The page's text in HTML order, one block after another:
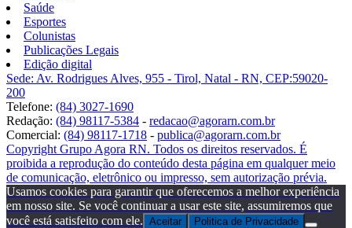
Saúde
Esportes
Colunistas
Publicações Legais
Edição digital
Sede: Av. Rodrigues Alves, 955 - Tirol, Natal - RN, CEP:59020-
200
Telefone: (84) 3027-1690
Redação: (84) 98117-5384 - redacao@agorarn.com.br
Comercial: (84) 98117-1718 - publica@agorarn.com.br
Copyright Grupo Agora RN. Todos os direitos reservados. É
proibida a reprodução do conteúdo desta página em qualquer meio
de comunicação, eletrônico ou impresso, sem autorização prévia.
Usamos cookies para garantir que oferecemos a melhor experiência
em nosso site. Se você continuar a usar este site, assumiremos que
você está satisfeito com ele. Aceitar Politica de Privacidade